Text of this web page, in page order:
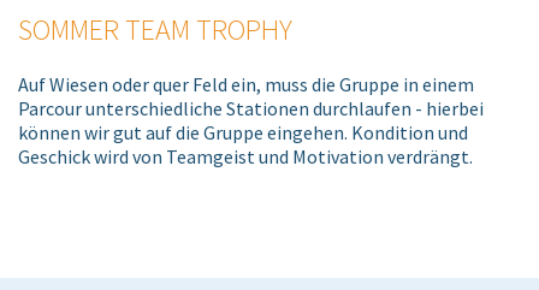
SOMMER TEAM TROPHY
Auf Wiesen oder quer Feld ein, muss die Gruppe in einem
Parcour unterschiedliche Stationen durchlaufen - hierbei
können wir gut auf die Gruppe eingehen. Kondition und
Geschick wird von Teamgeist und Motivation verdrängt.